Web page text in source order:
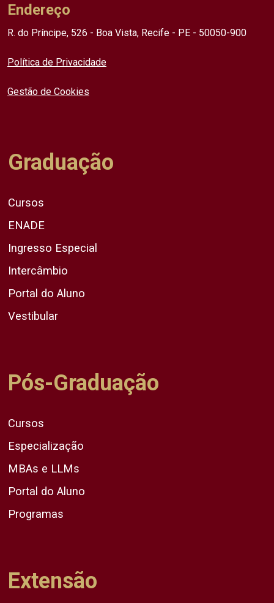
Endereço
R. do Príncipe, 526 - Boa Vista, Recife - PE - 50050-900
Política de Privacidade
Gestão de Cookies
Graduação
Cursos
ENADE
Ingresso Especial
Intercâmbio
Portal do Aluno
Vestibular
Pós-Graduação
Cursos
Especialização
MBAs e LLMs
Portal do Aluno
Programas
Extensão